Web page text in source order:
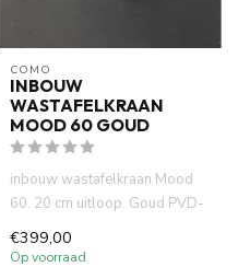
COMO
INBOUW
WASTAFELKRAAN
MOOD 60 GOUD
inbouw wastafelkraan Mood
60. 20 cm uitloop. Goud PVD-
€399,00
Op voorraad